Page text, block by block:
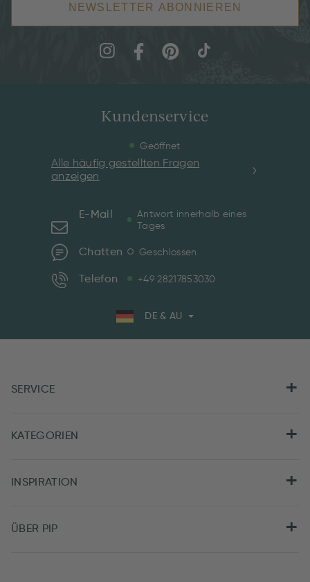
NEWSLETTER ABONNIEREN
Kundenservice
Geöffnet
Alle häufig gestellten Fragen
anzeigen
E-Mail
Antwort innerhalb eines
Tages
Chatten Geschlossen
Telefon +49 28217853030
DE & AU
SERVICE
KATEGORIEN
INSPIRATION
ÜBER PIP